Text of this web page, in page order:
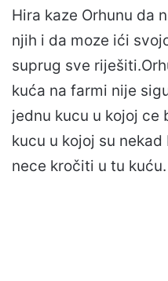
Hira kaze Orhunu da
njih i da moze ići
suprug sve
kuća na farmi nije
jednu kucu u kojoj ce
kucu u kojoj su
nece kročiti u tu kuću.